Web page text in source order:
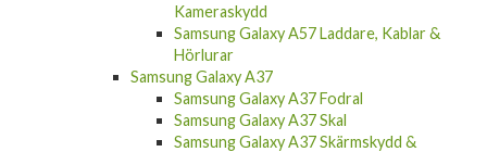
Kameraskydd
Samsung Galaxy A57 Laddare, Kablar &
Hörlurar
Samsung Galaxy A37
Samsung Galaxy A37 Fodral
Samsung Galaxy A37 Skal
Samsung Galaxy A37 Skärmskydd &